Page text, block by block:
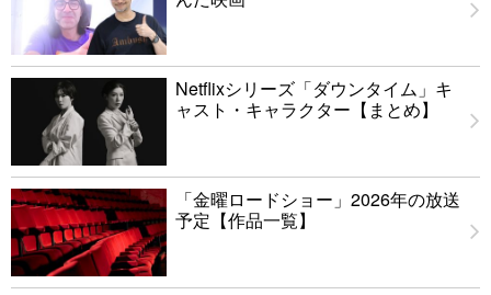
Netflixシリーズ「ダウンタイム」キ
ャスト・キャラクター【まとめ】
「金曜ロードショー」2026年の放送
予定【作品一覧】